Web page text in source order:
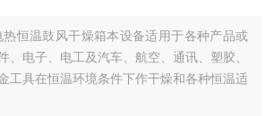
恒温鼓风干燥箱本设备适用于各种产品或
、电子、电工及汽车、航空、通讯、塑胶、
工具在恒温环境条件下作干燥和各种恒温适